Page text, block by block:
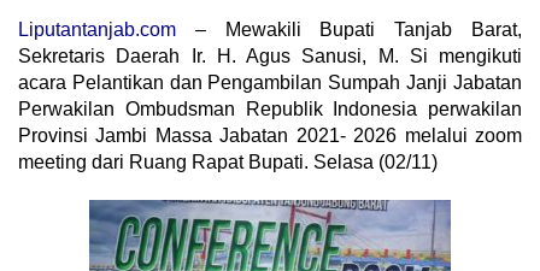
Liputantanjab.com – Mewakili Bupati Tanjab Barat,
Sekretaris Daerah Ir. H. Agus Sanusi, M. Si mengikuti
acara Pelantikan dan Pengambilan Sumpah Janji Jabatan
Perwakilan Ombudsman Republik Indonesia perwakilan
Provinsi Jambi Massa Jabatan 2021- 2026 melalui zoom
meeting dari Ruang Rapat Bupati. Selasa (02/11)